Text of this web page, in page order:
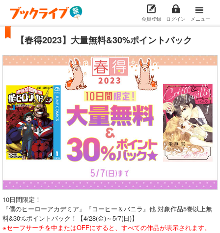
会員登録 ログイン メニュー
【春得2023】大量無料&30%ポイントバック
10日間限定！
『僕のヒーローアカデミア』『コーヒー＆バニラ』他 対象作品5巻以上無
料&30%ポイントバック！【4/28(金)～5/7(日)】
※セーフサーチを中またはOFFにすると、すべての作品が表示されます。